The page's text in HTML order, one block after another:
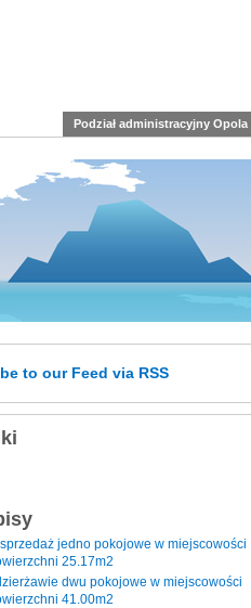
Podział administracyjny Opola
to our Feed via RSS
jedno pokojowe w miejscowości
25.17m2
dwu pokojowe w miejscowości
41.00m2